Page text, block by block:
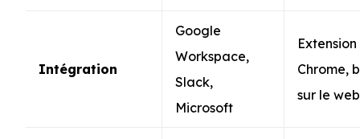
Intégration
Google
Workspace,
Slack,
Microsoft
Extension
Chrome,
sur le web